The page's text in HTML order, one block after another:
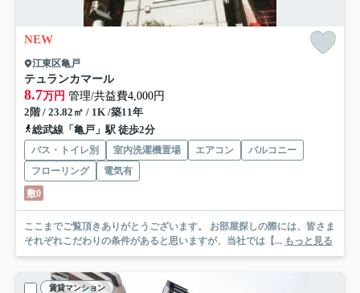
NEW
江東区亀戸
テュランカマール
8.7万円 管理/共益費4,000円
2階 / 23.82㎡ / 1K /築11年
総武線「亀戸」駅 徒歩2分
バス・トイレ別 室内洗濯機置場 エアコン
バルコニー
フローリング
電気有
敷0
ここまでご覧頂きありがとうございます。 お部屋探しの際には、皆さま
それぞれこだわりの条件があると思いますが、当社では【... もっと見る
賃貸マンション